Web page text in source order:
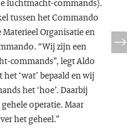
tussen het Commando
Organisatie en
“Wij zijn een
commands”, legt Aldo
‘wat’ bepaald en wij
het ‘hoe’. Daarbij
operatie. Maar
het geheel.”